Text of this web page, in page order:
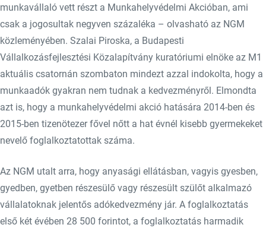
munkavállaló vett részt a Munkahelyvédelmi Akcióban, ami
csak a jogosultak negyven százaléka – olvasható az NGM
közleményében. Szalai Piroska, a Budapesti
Vállalkozásfejlesztési Közalapítvány kuratóriumi elnöke az M1
aktuális csatornán szombaton mindezt azzal indokolta, hogy a
munkaadók gyakran nem tudnak a kedvezményről. Elmondta
azt is, hogy a munkahelyvédelmi akció hatására 2014-ben és
2015-ben tizenötezer fővel nőtt a hat évnél kisebb gyermekeket
nevelő foglalkoztatottak száma.
Az NGM utalt arra, hogy anyasági ellátásban, vagyis gyesben,
gyedben, gyetben részesülő vagy részesült szülőt alkalmazó
vállalatoknak jelentős adókedvezmény jár. A foglalkoztatás
első két évében 28 500 forintot, a foglalkoztatás harmadik